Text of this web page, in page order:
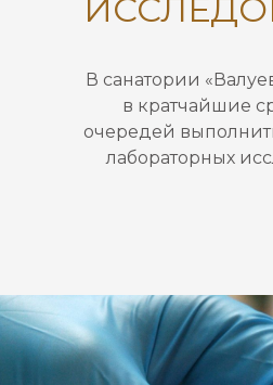
В санатории
в кратчайшие
очередей
лабораторных